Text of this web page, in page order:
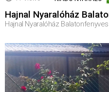
Hajnal Nyaralóház
Hajnal Nyaralóház Balatonfenyves